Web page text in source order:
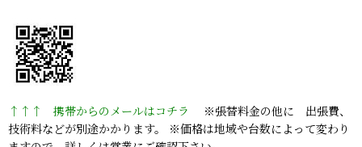
↑↑↑ 携帯からのメールはコチラ
※張替料金の他に 出張費、
技術料などが別途かかります。 ※価格は地域や台数によって変わり